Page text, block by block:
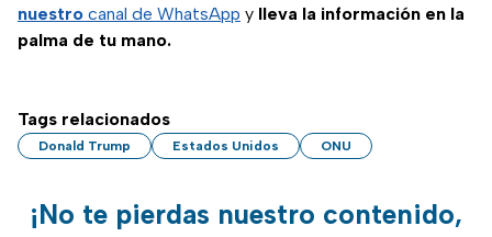
nuestro canal de WhatsApp y lleva la información en la
palma de tu mano.
Tags relacionados
Donald Trump Estados Unidos ONU
¡No te pierdas nuestro contenido,